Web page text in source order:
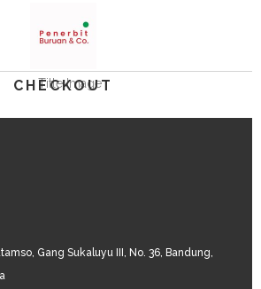
CHECKOUT
Gang Sukaluyu III, No. 36, Bandung,